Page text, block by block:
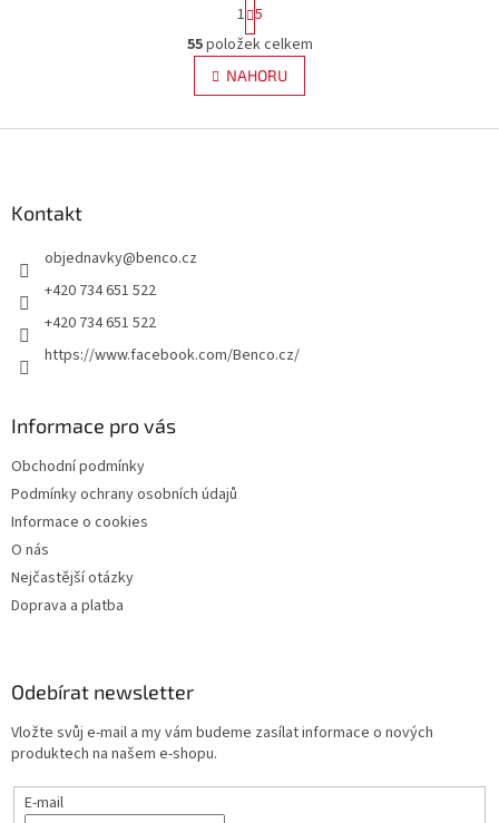
O
v
l
á
p
t
r
á
n
k
v
1 5
55položek celkem
NAHORU
Kontakt
objednavky@benco.cz
+420 734 651 522
+420 734 651 522
https://www.facebook.com/Benco.cz/
Informace pro vás
Obchodní podmínky
Podmínky ochrany osobních údajů
Informace o cookies
O nás
Nejčastější otázky
Doprava a platba
Odebírat newsletter
Vložte svůj e-mail a my vám budeme zasílat informace o nových
produktech na našem e-shopu.
E-mail